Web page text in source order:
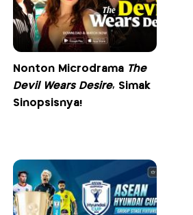
Nonton Microdrama The
Devil Wears Desire, Simak
Sinopsisnya!